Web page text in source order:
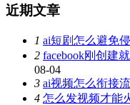
近期文章
1 ai短剧怎么避免
2 facebook刚创建
08-04
3 ai视频怎么衔接
4 怎么发视频才能